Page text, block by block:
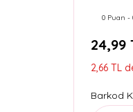
0 Puan -
24,99
2,66 TL
Barkod